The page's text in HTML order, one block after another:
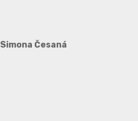
Simona Česaná